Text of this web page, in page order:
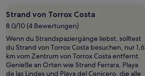
Strand von Torrox Costa
8.0/10 (4 Bewertungen)
Wenn du Strandspaziergänge liebst, solltest
du Strand von Torrox Costa besuchen, nur 1,6
km vom Zentrum von Torrox Costa entfernt.
Genieße an Orten wie Strand Ferrara, Playa
de las Lindes und Playa del Cenicero, die alle